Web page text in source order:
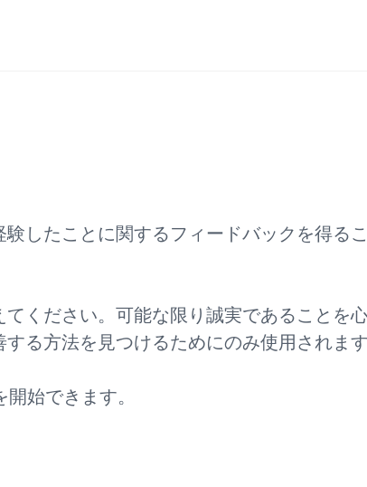
したことに関するフィードバックを得る
ください。可能な限り誠実であることを
る方法を見つけるためにのみ使用されます
始できます。